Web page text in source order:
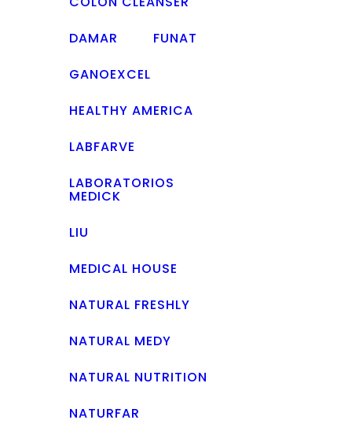
DAMAR
FUNAT
GANOEXCEL
HEALTHY AMERICA
LABFARVE
LABORATORIOS
MEDICK
LIU
MEDICAL HOUSE
NATURAL FRESHLY
NATURAL MEDY
NATURAL NUTRITION
NATURFAR